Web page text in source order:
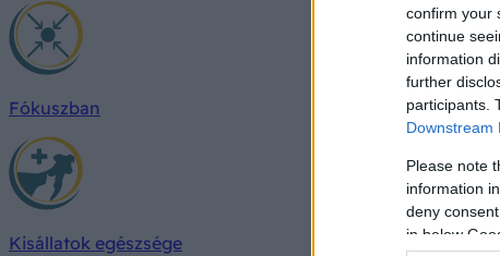
confirm your
continue
information
further
participants.
Downstream
Please note
information
deny
in below
Fókuszban
Kisállatok egészsége